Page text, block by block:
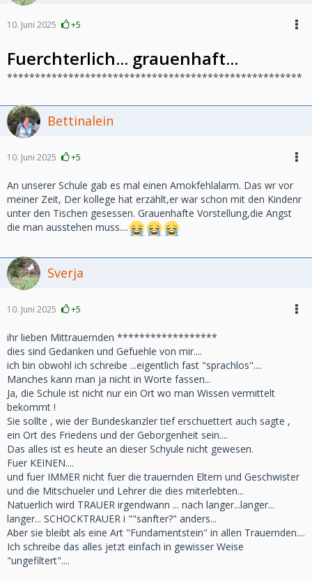
10. Juni 2025 +5
Fuerchterlich... grauenhaft...
*****************************************************
Bettinalein
10. Juni 2025 +5
An unserer Schule gab es mal einen Amokfehlalarm. Das wr vor
meiner Zeit, Der kollege hat erzählt,er war schon mit den Kindenr
unter den Tischen gesessen. Grauenhafte Vorstellung,die Angst
die man ausstehen muss....
Sverja
10. Juni 2025 +5
ihr lieben Mittrauernden ******************
dies sind Gedanken und Gefuehle von mir....
ich bin obwohl ich schreibe ...eigentlich fast "sprachlos"....
Manches kann man ja nicht in Worte fassen...
Ja, die Schule ist nicht nur ein Ort wo man Wissen vermittelt
bekommt !
Sie sollte , wie der Bundeskanzler tief erschuettert auch sagte ,
ein Ort des Friedens und der Geborgenheit sein....
Das alles ist es heute an dieser Schyule nicht gewesen.
Fuer KEINEN....
und fuer IMMER nicht fuer die trauernden Eltern und Geschwister
und die Mitschueler und Lehrer die dies miterlebten...
Natuerlich wird TRAUER irgendwann ... nach langer...langer...
langer... SCHOCKTRAUER i ""sanfter?" anders...
Aber sie bleibt als eine Art "Fundamentstein" in allen Trauernden....
Ich schreibe das alles jetzt einfach in gewisser Weise
"ungefiltert"....